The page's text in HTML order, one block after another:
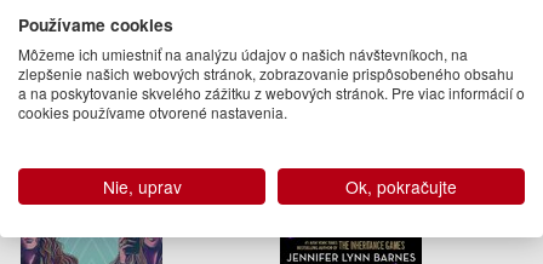
The Miseducation of
Cameron Post
Emily Danforth
10.50 €
Na sklade
Courtney Summers
17.95 €
Používame cookies
Môžeme ich umiestniť na analýzu údajov o našich návštevníkoch, na
zlepšenie našich webových stránok, zobrazovanie prispôsobeného obsahu
a na poskytovanie skvelého zážitku z webových stránok. Pre viac informácií o
cookies používame otvorené nastavenia.
Nie, uprav Ok, pokračujte